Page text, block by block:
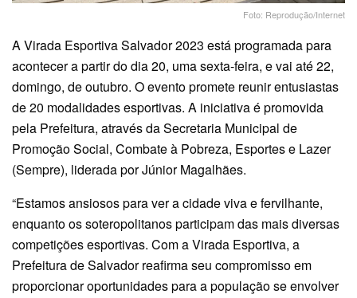
Foto: Reprodução/Internet
A Virada Esportiva Salvador 2023 está programada para
acontecer a partir do dia 20, uma sexta-feira, e vai até 22,
domingo, de outubro. O evento promete reunir entusiastas
de 20 modalidades esportivas. A iniciativa é promovida
pela Prefeitura, através da Secretaria Municipal de
Promoção Social, Combate à Pobreza, Esportes e Lazer
(Sempre), liderada por Júnior Magalhães.
“Estamos ansiosos para ver a cidade viva e fervilhante,
enquanto os soteropolitanos participam das mais diversas
competições esportivas. Com a Virada Esportiva, a
Prefeitura de Salvador reafirma seu compromisso em
proporcionar oportunidades para a população se envolver